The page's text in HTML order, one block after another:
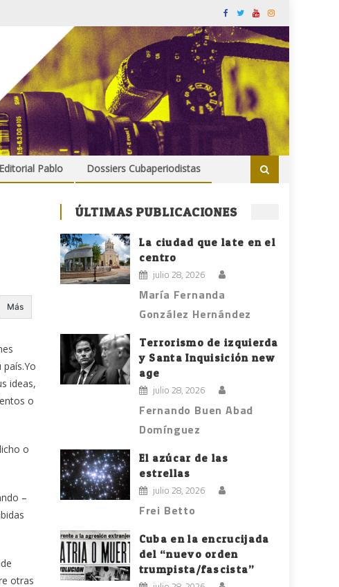
Editorial Pablo Dossiers Cubaperiodistas
Más
Yo
ideas,
o
o
–
otras
ÚLTIMAS PUBLICACIONES
La ciudad que late en el
centro
julio 28, 2026
María Fernanda
González Hernández
Terrorismo de izquierda
y Santa Inquisición new
age
julio 28, 2026
Fernando Buen Abad
Domínguez
El azúcar de las
estrellas
julio 28, 2026
Frei Betto
Cuba en la encrucijada
del “nuevo orden
trumpista/fascista”